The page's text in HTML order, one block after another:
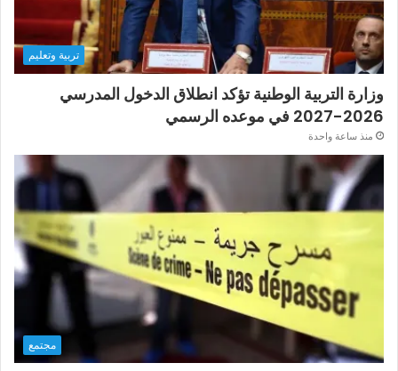
تربية وتعليم
وزارة التربية الوطنية تؤكد انطلاق الدخول المدرسي
2026-2027 في موعده الرسمي
منذ ساعة واحدة
مجتمع